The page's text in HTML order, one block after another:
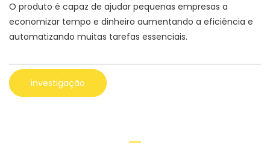
O produto é capaz de ajudar pequenas empresas a
economizar tempo e dinheiro aumentando a eficiência e
automatizando muitas tarefas essenciais.
investigação